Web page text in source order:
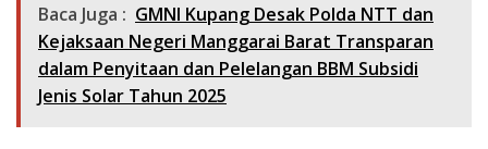
Baca Juga : GMNI Kupang Desak Polda NTT dan
Kejaksaan Negeri Manggarai Barat Transparan
dalam Penyitaan dan Pelelangan BBM Subsidi
Jenis Solar Tahun 2025